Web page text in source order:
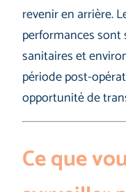
revenir en arrière.
performances sont
sanitaires et
période post-
opportunité de
Ce que